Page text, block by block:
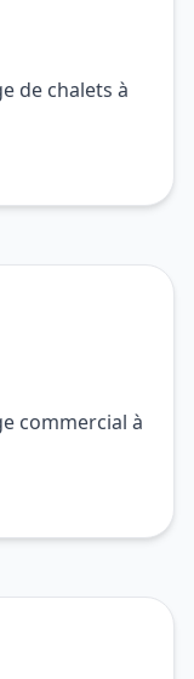
de chalets à
commercial à